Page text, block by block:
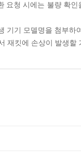
요청 시에는 불량 확
기기 모델명을 첨부하
재킷에 손상이 발생